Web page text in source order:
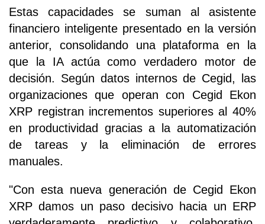
Estas capacidades se suman al asistente
financiero inteligente presentado en la versión
anterior, consolidando una plataforma en la
que la IA actúa como verdadero motor de
decisión. Según datos internos de Cegid, las
organizaciones que operan con Cegid Ekon
XRP registran incrementos superiores al 40%
en productividad gracias a la automatización
de tareas y la eliminación de errores
manuales.
"Con esta nueva generación de Cegid Ekon
XRP damos un paso decisivo hacia un ERP